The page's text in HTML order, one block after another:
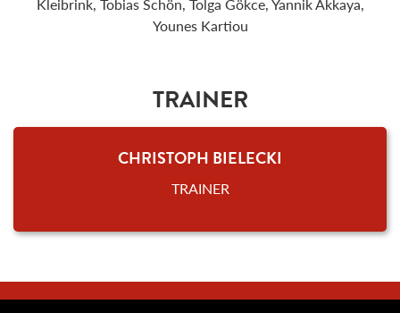
Kleibrink, Tobias Schön, Tolga Gökce, Yannik Akkaya,
Younes Kartiou
TRAINER
CHRISTOPH BIELECKI
TRAINER